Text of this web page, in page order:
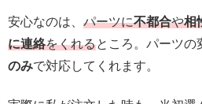
安心なのは、 パーツに不都合や相
に連絡をくれるところ。パーツの
のみで対応してくれます。